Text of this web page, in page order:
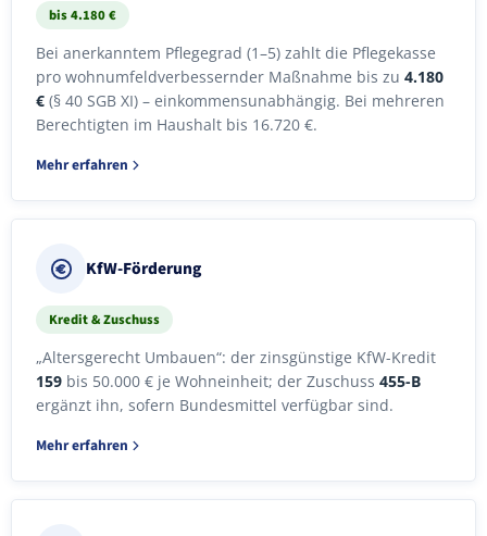
bis 4.180 €
Bei anerkanntem Pflegegrad (1–5) zahlt die Pflegekasse
pro wohnumfeldverbessernder Maßnahme bis zu 4.180
€ (§ 40 SGB XI) – einkommensunabhängig. Bei mehreren
Berechtigten im Haushalt bis 16.720 €.
Mehr erfahren
KfW-Förderung
Kredit & Zuschuss
„Altersgerecht Umbauen“: der zinsgünstige KfW-Kredit
159 bis 50.000 € je Wohneinheit; der Zuschuss 455-B
ergänzt ihn, sofern Bundesmittel verfügbar sind.
Mehr erfahren